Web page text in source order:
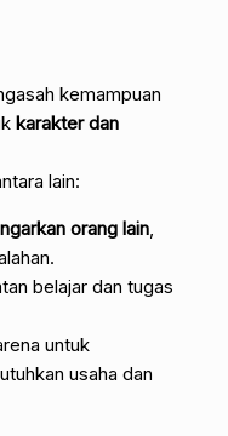
kemampuan
karakter dan
lain:
orang lain,
belajar dan tugas
untuk
usaha dan